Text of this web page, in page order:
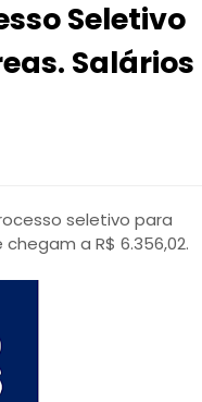
Seletivo
Salários
seletivo para
a R$ 6.356,02.